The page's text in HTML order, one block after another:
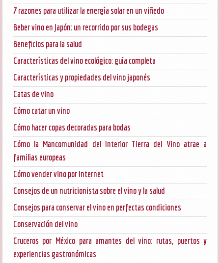
7 razones para utilizar la energía solar en un viñedo
Beber vino en Japón: un recorrido por sus bodegas
Beneficios para la salud
Características del vino ecológico: guía completa
Características y propiedades del vino japonés
Catas de vino
Cómo catar un vino
Cómo hacer copas decoradas para bodas
Cómo la Mancomunidad del Interior Tierra del Vino atrae a
familias europeas
Cómo vender vino por Internet
Consejos de un nutricionista sobre el vino y la salud
Consejos para conservar el vino en perfectas condiciones
Conservación del vino
Cruceros por México para amantes del vino: rutas, puertos y
experiencias gastronómicas